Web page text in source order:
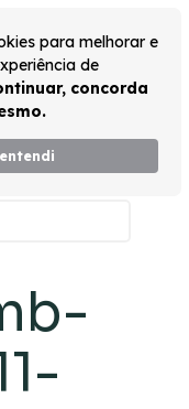
para melhorar e
de
concorda